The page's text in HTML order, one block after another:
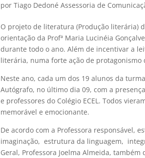
por Tiago Dedoné Assessoria de
O projeto de literatura (Produção literária)
orientação da Profª Maria Lucinéia
durante todo o ano. Além de incentivar a
literária, numa forte ação de protagonismo
Neste ano, cada um dos 19 alunos da
Autógrafo, no último dia 09, com a
e professores do Colégio ECEL. Todos
memorável e emocionante.
De acordo com a Professora responsável,
imaginação, estrutura da linguagem,
Geral, Professora Joelma Almeida,